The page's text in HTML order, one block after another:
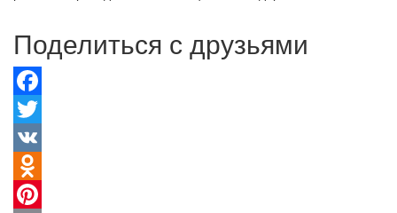
Поделиться с друзьями
Facebook
Twitter
VK
Odnoklassniki